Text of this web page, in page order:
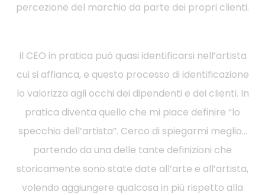
percezione del marchio da parte dei propri clienti.
Il CEO in pratica può quasi identificarsi nell’artista
cui si affianca, e questo processo di identificazione
lo valorizza agli occhi dei dipendenti e dei clienti. In
pratica diventa quello che mi piace definire “lo
specchio dell’artista”. Cerco di spiegarmi meglio…
partendo da una delle tante definizioni che
storicamente sono state date all’arte e all’artista,
volendo aggiungere qualcosa in più rispetto alla